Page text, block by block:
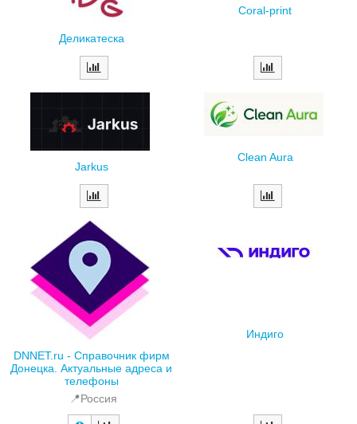
Деликатеска
Coral-print
Jarkus
Clean Aura
DNNET.ru - Справочник фирм
Донецка. Актуальные адреса и
телефоны
📍Россия
Индиго